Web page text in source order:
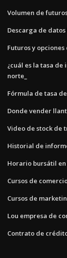
Volumen de
Descarga de
Futuros y
¿cuál es la tasa
norte_
Fórmula de tasa
Donde vender
Video de stock de
Historial de
Horario bursátil
Cursos de
Cursos de
Lou empresa de
Contrato de